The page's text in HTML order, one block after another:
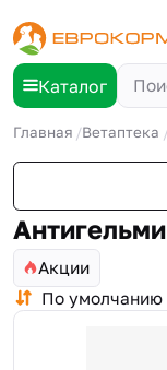
Каталог
Главная Ветаптека
Акции
По умолчанию